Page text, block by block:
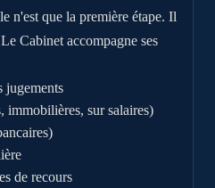
n'est que la première étape. Il
Cabinet accompagne ses
jugements
immobilières, sur salaires)
de recours